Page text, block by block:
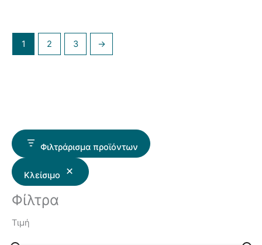
Φιλτράρισμα προϊόντων
Κλείσιμο
Φίλτρα
Τιμή
1 2 3 →